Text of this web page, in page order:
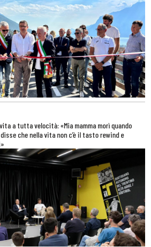
a tutta velocità: «Mia mamma morì quando
disse che nella vita non c’è il tasto rewind e